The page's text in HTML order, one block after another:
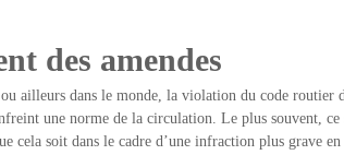
des amendes
ailleurs dans le monde, la violation du code routier
une norme de la circulation. Le plus souvent,
cela soit dans le cadre d’une infraction plus grave